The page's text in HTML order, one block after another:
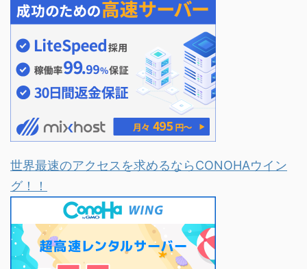
世界最速のアクセスを求めるならCONOHAウイン
グ！！